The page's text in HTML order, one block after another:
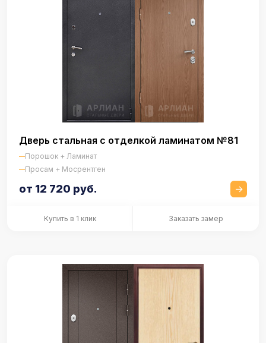
Дверь стальная с отделкой ламинатом №81
Порошок + Ламинат
Просам + Мосрентген
от 12 720 руб.
Купить в 1 клик Заказать замер